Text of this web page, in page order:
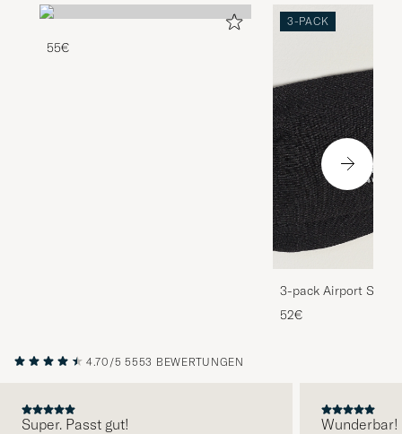
55€
3-PACK
3-pack Airport
Melange
52€
4.70/5 5553 BEWERTUNGEN
Super. Passt gut! Wunderbar!